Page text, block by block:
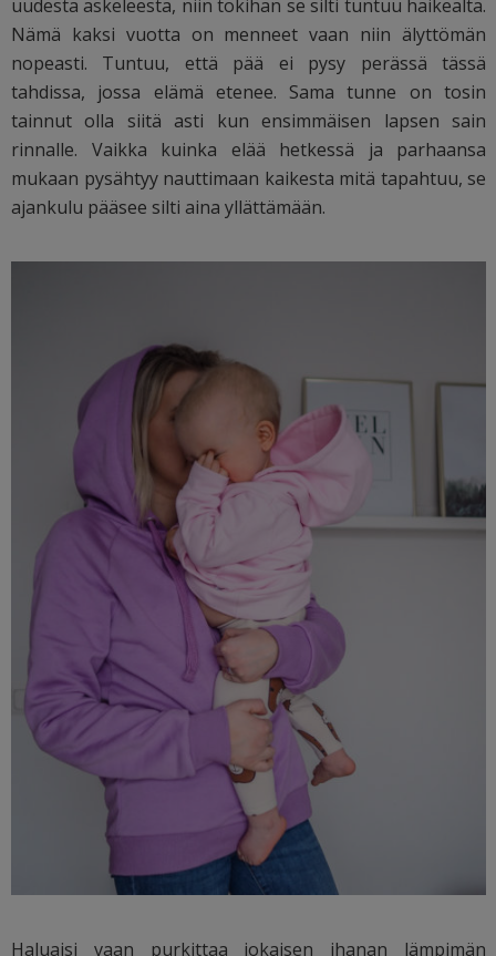
uudesta askeleesta, niin tokihan se silti tuntuu haikealta.
Nämä kaksi vuotta on menneet vaan niin älyttömän
nopeasti. Tuntuu, että pää ei pysy perässä tässä
tahdissa, jossa elämä etenee. Sama tunne on tosin
tainnut olla siitä asti kun ensimmäisen lapsen sain
rinnalle. Vaikka kuinka elää hetkessä ja parhaansa
mukaan pysähtyy nauttimaan kaikesta mitä tapahtuu, se
ajankulu pääsee silti aina yllättämään.
Haluaisi vaan purkittaa jokaisen ihanan lämpimän